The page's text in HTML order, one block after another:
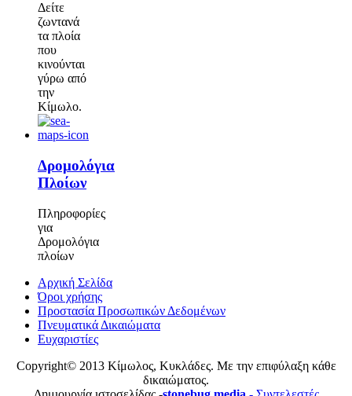
Δείτε
ζωντανά
τα πλοία
που
κινούνται
γύρω από
την
Κίμωλο.
Δρομολόγια
Πλοίων
Πληροφορίες
για
Δρομολόγια
πλοίων
Αρχική Σελίδα
Όροι χρήσης
Προστασία Προσωπικών Δεδομένων
Πνευματικά Δικαιώματα
Ευχαριστίες
Copyright© 2013 Κίμωλος, Κυκλάδες. Με την επιφύλαξη κάθε
δικαιώματος.